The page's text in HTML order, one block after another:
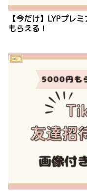
【今だけ】LYPプレ
もらえる！
生活